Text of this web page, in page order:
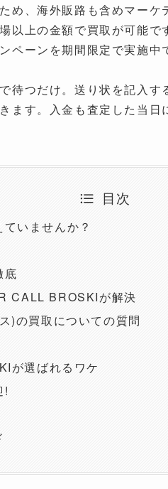
め、海外販路も含めマー
以上の金額で買取が可能で
ペーンを期間限定で実施
待つだけ。送り状を記入
す。入金も査定した当日
目次
いませんか？
底
CALL BROSKIが解決
)の買取についての質問
が選ばれるワケ
!